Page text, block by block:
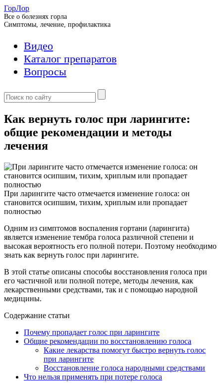
ГорЛор
Все о болезнях горла
Симптомы, лечение, профилактика
Видео
Каталог препаратов
Вопросы
Как вернуть голос при ларингите:
общие рекомендации и методы
лечения
При ларингите часто отмечается изменение голоса: он
становится осипшим, тихим, хриплым или пропадает
полностью
Одним из симптомов воспаления гортани (ларингита)
является изменение тембра голоса различной степени и
высокая вероятность его полной потери. Поэтому необходимо
знать как вернуть голос при ларингите.
В этой статье описаны способы восстановления голоса при
его частичной или полной потере, методы лечения, как
лекарственными средствами, так и с помощью народной
медицины.
Содержание статьи
Почему пропадает голос при ларингите
Общие рекомендации по восстановлению голоса
Какие лекарства помогут быстро вернуть голос
при ларингите
Восстановление голоса народными средствами
Что нельзя применять при потере голоса